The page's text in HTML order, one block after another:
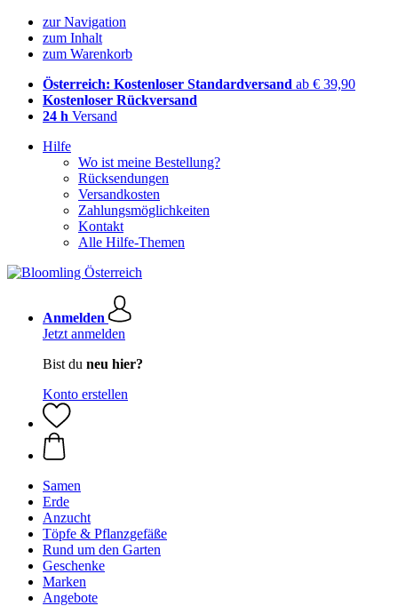
zur Navigation
zum Inhalt
zum Warenkorb
Österreich: Kostenloser Standardversand ab € 39,90
Kostenloser Rückversand
24 h Versand
Hilfe
Wo ist meine Bestellung?
Rücksendungen
Versandkosten
Zahlungsmöglichkeiten
Kontakt
Alle Hilfe-Themen
Anmelden
Jetzt anmelden
Bist du neu hier?
Konto erstellen
Samen
Erde
Anzucht
Töpfe & Pflanzgefäße
Rund um den Garten
Geschenke
Marken
Angebote